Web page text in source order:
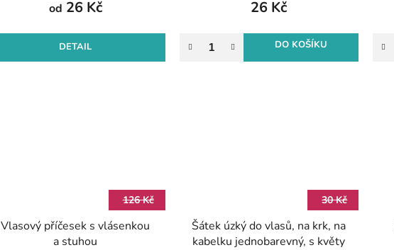
od 26 Kč
DETAIL
26 Kč
DO KOŠÍKU
126 Kč
Vlasový příčesek s vlásenkou
a stuhou
30 Kč
Šátek úzký do vlasů, na krk, na
kabelku jednobarevný, s květy